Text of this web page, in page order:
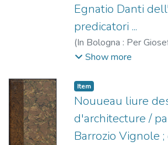
Egnatio Danti
predicatori ...
(In Bologna : Per
Vignola, Giacomo
Giuseppe, fl.1650-1691
Show more
Item
Nouueau liure
d'architecture /
Barrozio Vignole